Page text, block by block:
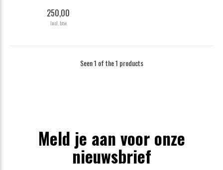
250,00
Incl. btw
Seen 1 of the 1 products
Meld je aan voor onze
nieuwsbrief